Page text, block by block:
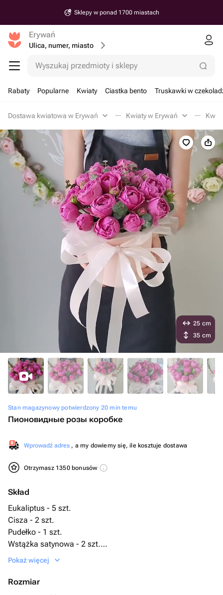
Sklepy w ponad 1700 miastach
Erywań
Ulica, numer, miasto
Wyszukaj przedmioty i sklepy
Rabaty Popularne Kwiaty Ciastka bento Truskawki w
Dostawa kwiatowa w Erywań Kwiaty w Erywań
Stan magazynowy potwierdzony 20 min temu
Пионовидные розы коробке
Wprowadź adres , a my dowiemy się, ile kosztuje dostawa
Otrzymasz 1350 bonusów
Skład
Eukaliptus - 5 szt.
Cisza - 2 szt.
Pudełko - 1 szt.
Wstążka satynowa - 2 szt.
Мистик баббл - 9 szt.
Pokaż więcej
Rozmiar
25 cm
35 cm